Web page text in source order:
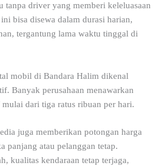
tanpa driver yang memberi keleluasaan
bisa disewa dalam durasi harian,
tergantung lama waktu tinggal di
mobil di Bandara Halim dikenal
Banyak perusahaan menawarkan
dari tiga ratus ribuan per hari.
juga memberikan potongan harga
panjang atau pelanggan tetap.
kualitas kendaraan tetap terjaga,